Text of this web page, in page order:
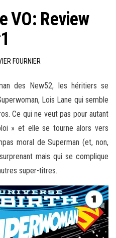
VO: Review
FOURNIER
des New52, les héritiers se
Lois Lane qui semble
Ce qui ne veut pas pour autant
» et elle se tourne alors vers
moral de Superman (et, non,
mais qui se complique
super-titres.